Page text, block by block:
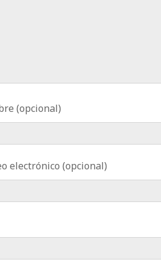
(opcional)
electrónico (opcional)